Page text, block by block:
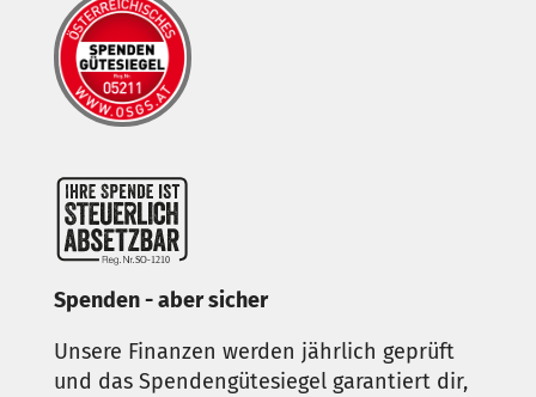
Spenden - aber sicher
Unsere Finanzen werden jährlich geprüft
und das Spendengütesiegel garantiert dir,